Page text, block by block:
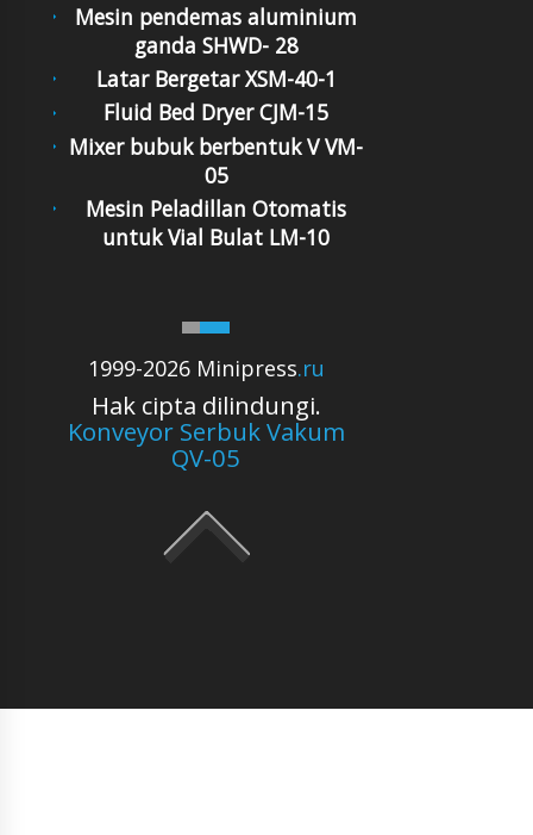
1999-2026 Minipress.ru
Hak cipta dilindungi.
Konveyor Serbuk Vakum
QV-05
Mesin pendemas aluminium
ganda SHWD- 28
Latar Bergetar XSM-40-1
Fluid Bed Dryer CJM-15
Mixer bubuk berbentuk V VM-
05
Mesin Peladillan Otomatis
untuk Vial Bulat LM-10